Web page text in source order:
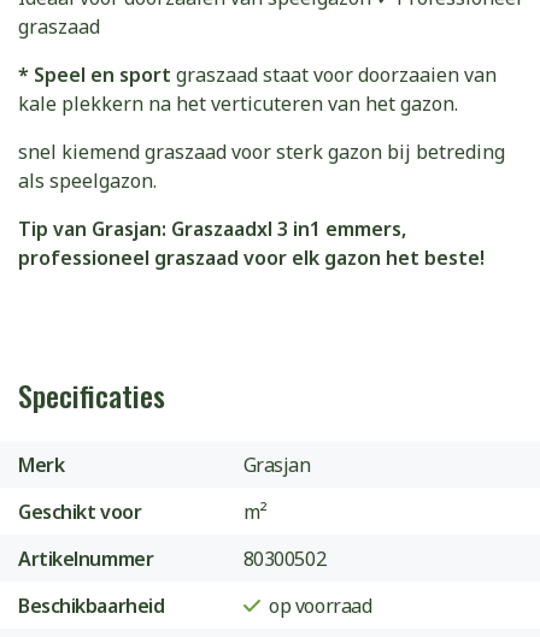
graszaad
* Speel en sport graszaad staat voor doorzaaien van
kale plekkern na het verticuteren van het gazon.
snel kiemend graszaad voor sterk gazon bij betreding
als speelgazon.
Tip van Grasjan: Graszaadxl 3 in1 emmers,
professioneel graszaad voor elk gazon het beste!
Specificaties
Merk
Grasjan
Geschikt voor
m²
Artikelnummer
80300502
Beschikbaarheid
op voorraad